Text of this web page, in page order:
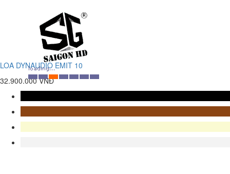
LOA DYNAUDIO EMIT 10
32.900.000 VNĐ